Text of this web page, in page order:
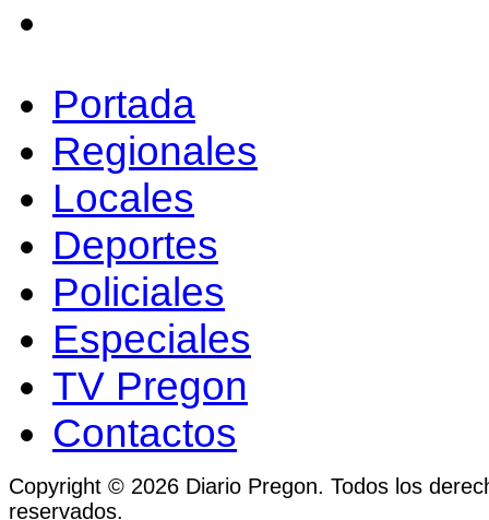
Portada
Regionales
Locales
Deportes
Policiales
Especiales
TV Pregon
Contactos
Copyright © 2026 Diario Pregon. Todos los
reservados.